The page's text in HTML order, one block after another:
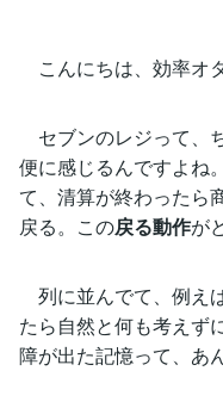
こんにちは、効率オ
セブンのレジって、
便に感じるんですよね
て、清算が終わったら
戻る。この戻る動作が
列に並んでて、例え
たら自然と何も考えず
障が出た記憶って、あ